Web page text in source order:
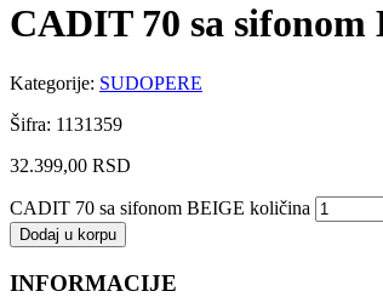
CADIT 70 sa sifonom
Kategorije: SUDOPERE
Šifra: 1131359
32.399,00 RSD
CADIT 70 sa sifonom BEIGE količina
Dodaj u korpu
INFORMACIJE